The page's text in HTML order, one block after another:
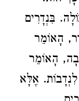
בִּנְדָרִים
הָאוֹמֵר
הָאוֹמֵר
אֶלָּא